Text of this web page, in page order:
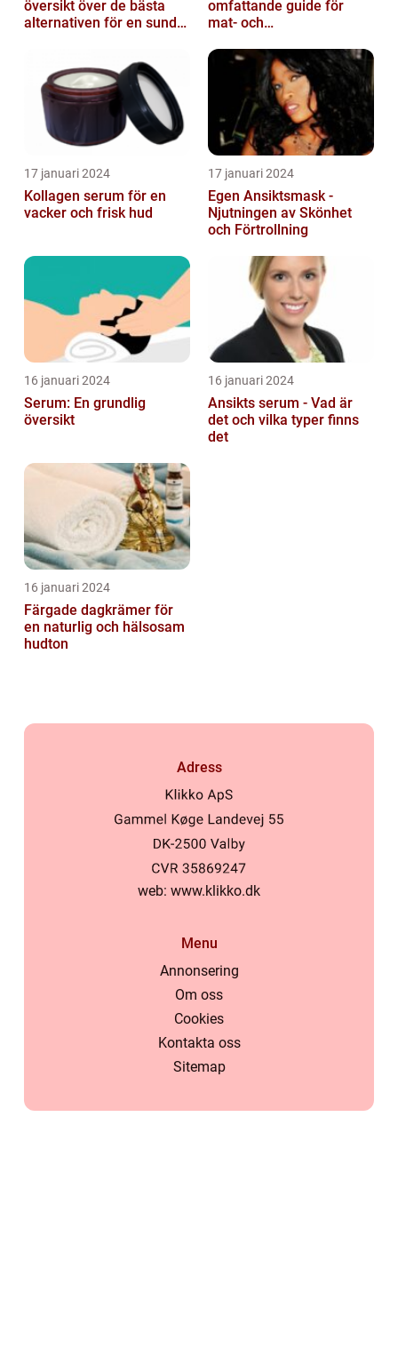
översikt över de bästa
alternativen för en sund
omfattande guide för
mat- och
17 januari 2024
Kollagen serum för en
vacker och frisk hud
17 januari 2024
Egen Ansiktsmask -
Njutningen av Skönhet
och Förtrollning
16 januari 2024
Serum: En grundlig
översikt
16 januari 2024
Ansikts serum - Vad är
det och vilka typer finns
det
16 januari 2024
Färgade dagkrämer för
en naturlig och hälsosam
hudton
Adress
web: www.klikko.dk
Menu
Annonsering
Om oss
Cookies
Kontakta oss
Sitemap